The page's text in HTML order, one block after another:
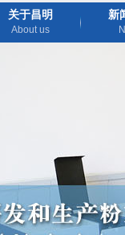
关于昌明
About us
新